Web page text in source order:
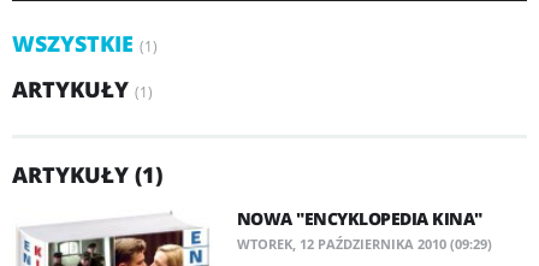
WSZYSTKIE (1)
ARTYKUŁY (1)
ARTYKUŁY (1)
NOWA "ENCYKLOPEDIA KINA"
WTOREK, 12 PAŹDZIERNIKA 2010 (09:29)